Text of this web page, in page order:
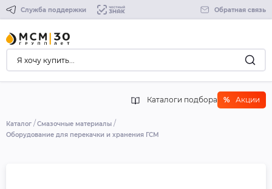
Служба поддержки Обратная связь
Каталоги подбора % Акции
Каталог
Смазочные материалы
Оборудование для перекачки и хранения ГСМ